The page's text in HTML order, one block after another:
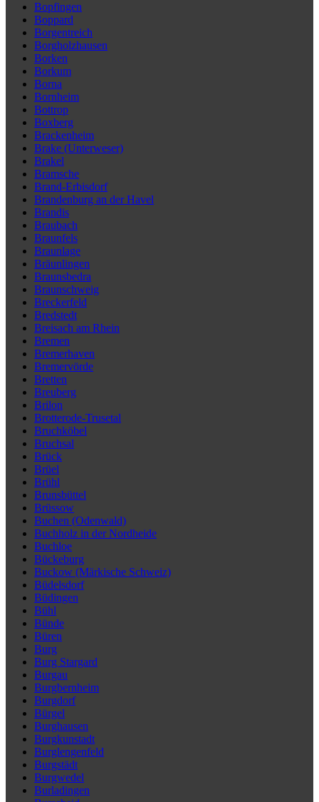
Bopfingen
Boppard
Borgentreich
Borgholzhausen
Borken
Borkum
Borna
Bornheim
Bottrop
Boxberg
Brackenheim
Brake (Unterweser)
Brakel
Bramsche
Brand-Erbisdorf
Brandenburg an der Havel
Brandis
Braubach
Braunfels
Braunlage
Bräunlingen
Braunsbedra
Braunschweig
Breckerfeld
Bredstedt
Breisach am Rhein
Bremen
Bremerhaven
Bremervörde
Bretten
Breuberg
Brilon
Brotterode-Trusetal
Bruchköbel
Bruchsal
Brück
Brüel
Brühl
Brunsbüttel
Brüssow
Buchen (Odenwald)
Buchholz in der Nordheide
Buchloe
Bückeburg
Buckow (Märkische Schweiz)
Büdelsdorf
Büdingen
Bühl
Bünde
Büren
Burg
Burg Stargard
Burgau
Burgbernheim
Burgdorf
Bürgel
Burghausen
Burgkunstadt
Burglengenfeld
Burgstädt
Burgwedel
Burladingen